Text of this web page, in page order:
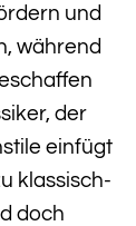
und
während
der
einfügt
klassisch-
doch